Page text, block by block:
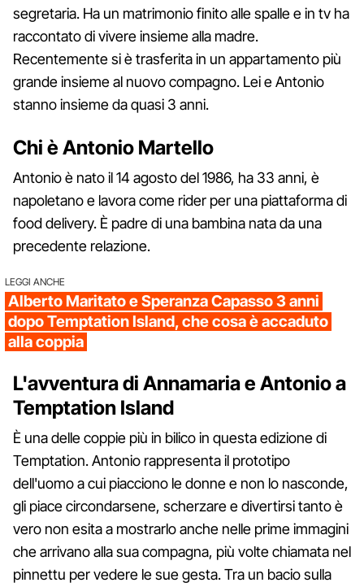
segretaria. Ha un matrimonio finito alle spalle e in tv ha
raccontato di vivere insieme alla madre.
Recentemente si è trasferita in un appartamento più
grande insieme al nuovo compagno. Lei e Antonio
stanno insieme da quasi 3 anni.
Chi è Antonio Martello
Antonio è nato il 14 agosto del 1986, ha 33 anni, è
napoletano e lavora come rider per una piattaforma di
food delivery. È padre di una bambina nata da una
precedente relazione.
LEGGI ANCHE
Alberto Maritato e Speranza Capasso 3 anni
dopo Temptation Island, che cosa è accaduto
alla coppia
L'avventura di Annamaria e Antonio a
Temptation Island
È una delle coppie più in bilico in questa edizione di
Temptation. Antonio rappresenta il prototipo
dell'uomo a cui piacciono le donne e non lo nasconde,
gli piace circondarsene, scherzare e divertirsi tanto è
vero non esita a mostrarlo anche nelle prime immagini
che arrivano alla sua compagna, più volte chiamata nel
pinnettu per vedere le sue gesta. Tra un bacio sulla